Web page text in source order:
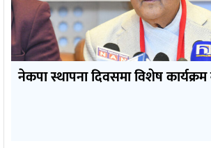
नेकपा स्थापना दिवसमा विशेष